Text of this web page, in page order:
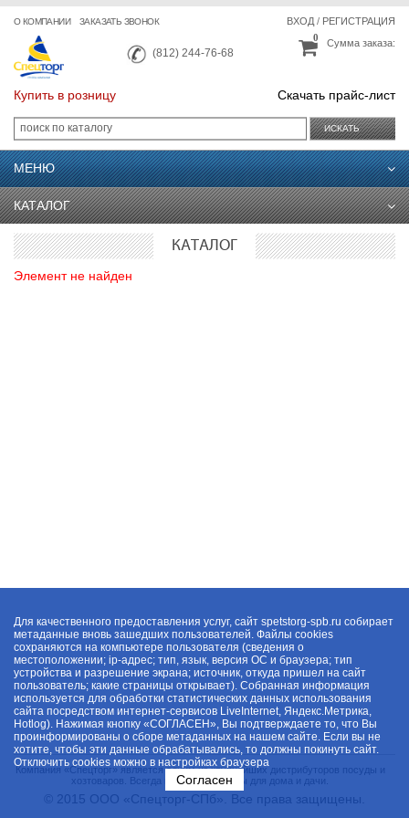
О КОМПАНИИ ЗАКАЗАТЬ ЗВОНОК
(812) 244-76-68
ВХОД/ РЕГИСТРАЦИЯ
Сумма заказа:
0
Купить в розницу Скачать прайс-лист
ИСКАТЬ
МЕНЮ
КАТАЛОГ
КАТАЛОГ
Элемент не найден
Компания «Спецторг» является одним из крупнейших дистрибуторов посуды и
хозтоваров. Всегда в наличии товары для дома и дачи.
© 2015 ООО «Спецторг-СПб». Все права защищены.
Для качественного предоставления услуг, сайт spetstorg-spb.ru собирает
метаданные вновь зашедших пользователей. Файлы cookies
сохраняются на компьютере пользователя (сведения о
местоположении; ip-адрес; тип, язык, версия ОС и браузера; тип
устройства и разрешение экрана; источник, откуда пришел на сайт
пользователь; какие страницы открывает). Собранная информация
используется для обработки статистических данных использования
сайта посредством интернет-сервисов LiveInternet, Яндекс.Метрика,
Hotlog). Нажимая кнопку «СОГЛАСЕН», Вы подтверждаете то, что Вы
проинформированы о сборе метаданных на нашем сайте. Если вы не
хотите, чтобы эти данные обрабатывались, то должны покинуть сайт.
Отключить cookies можно в настройках браузера
Согласен